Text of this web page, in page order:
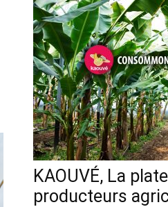
KAOUVÉ, La
producteurs